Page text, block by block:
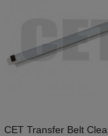
CET Transfer Belt